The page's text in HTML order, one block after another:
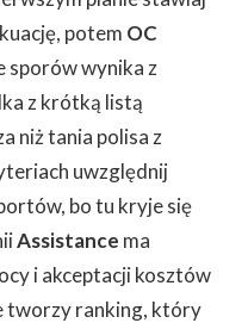
potem OC
sporów wynika z
z krótką listą
niż tania polisa z
uwzględnij
bo tu kryje się
Assistance ma
i akceptacji kosztów
tworzy ranking, który